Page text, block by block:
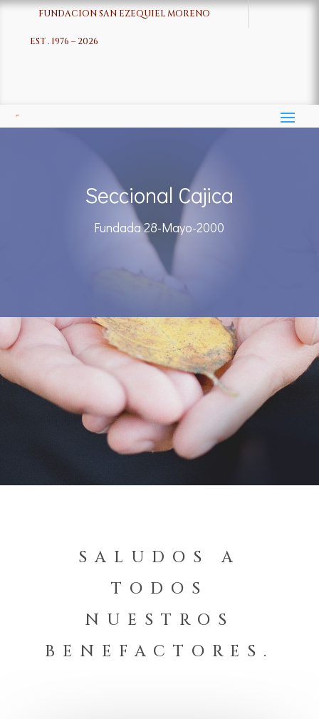
FUNDACION SAN EZEQUIEL MORENO
EST . 1976 – 2026
Seccional Cajica
Fundada 28-Mayo-2000
SALUDOS A
TODOS
NUESTROS
BENEFACTORES.